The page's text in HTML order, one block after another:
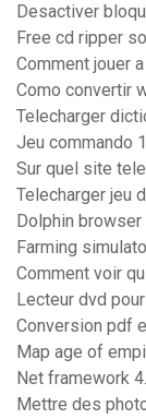
Desactiver
Free cd ripper
Comment jouer
Como convertir
Telecharger
Jeu commando
Sur quel site
Telecharger jeu
Dolphin
Farming
Comment voir
Lecteur dvd
Conversion pdf
Map age of
Net framework
Mettre des